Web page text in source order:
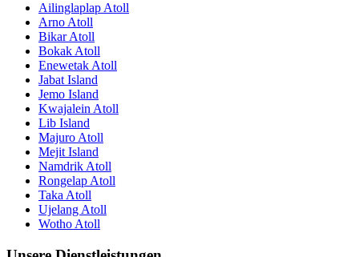
Ailinglaplap Atoll
Arno Atoll
Bikar Atoll
Bokak Atoll
Enewetak Atoll
Jabat Island
Jemo Island
Kwajalein Atoll
Lib Island
Majuro Atoll
Mejit Island
Namdrik Atoll
Rongelap Atoll
Taka Atoll
Ujelang Atoll
Wotho Atoll